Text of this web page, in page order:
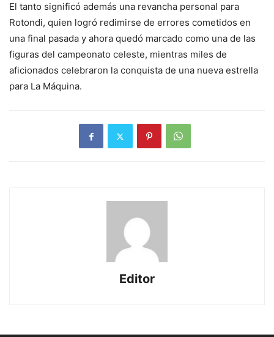
El tanto significó además una revancha personal para
Rotondi, quien logró redimirse de errores cometidos en
una final pasada y ahora quedó marcado como una de las
figuras del campeonato celeste, mientras miles de
aficionados celebraron la conquista de una nueva estrella
para La Máquina.
Editor